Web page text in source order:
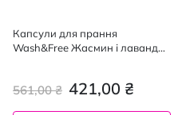
Капсули для прання
Wash&Free Жасмин і лаванда
421,00 ₴
561,00 ₴